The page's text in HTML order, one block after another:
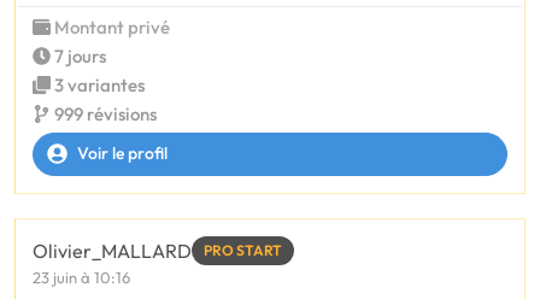
Montant privé
7 jours
3 variantes
999 révisions
Voir le profil
Olivier_MALLARD PRO START
23 juin à 10:16